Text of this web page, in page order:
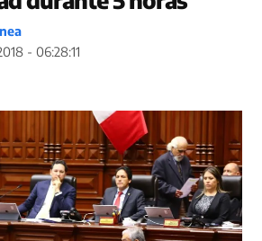
- 06:28:11